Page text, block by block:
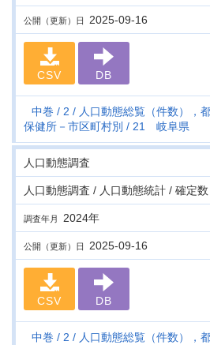
公開（更新）日 2025-09-16
CSV DB
中巻 2
人口動態総覧（件数），
保健所－市区町村別
21 岐阜県
人口動態調査
人口動態調査 / 人口動態統計 / 確定
調査年月 2024年
公開（更新）日 2025-09-16
CSV DB
中巻 2
人口動態総覧（件数），